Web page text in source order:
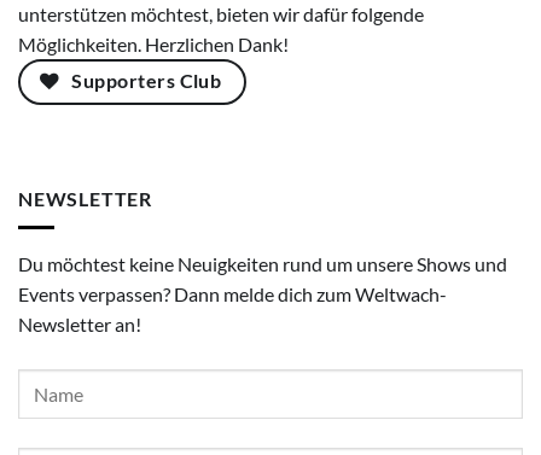
unterstützen möchtest, bieten wir dafür folgende
Möglichkeiten. Herzlichen Dank!
Supporters Club
NEWSLETTER
Du möchtest keine Neuigkeiten rund um unsere Shows und
Events verpassen? Dann melde dich zum Weltwach-
Newsletter an!